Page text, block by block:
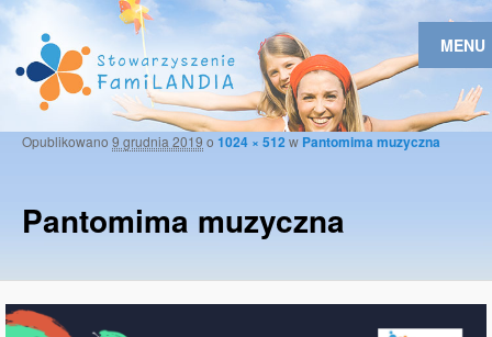
MENU
Pantomima muzyczna
Opublikowano 9 grudnia 2019 o 1024 × 512 w Pantomima muzyczna